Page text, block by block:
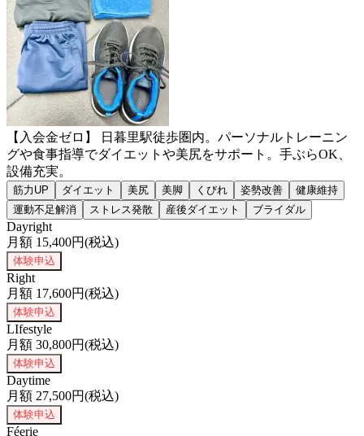
【入会金ゼロ】 日暮里駅徒歩圏内。パーソナルトレーニン
グや食事指導でダイエットや美尻をサポート。手ぶらOK、
設備充実。
筋力UP ダイエット 美尻 美脚 くびれ 姿勢改善
健康維持
運動不足解消
ストレス発散 産後ダイエット ブライダル
Dayright
月額 15,400円(税込)
体験申込
Right
月額 17,600円(税込)
体験申込
LIfestyle
月額 30,800円(税込)
体験申込
Daytime
月額 27,500円(税込)
体験申込
Féerie